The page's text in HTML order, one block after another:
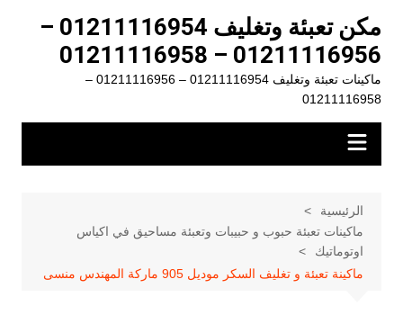
المحتوى
مكن تعبئة وتغليف 01211116954 –
01211116956 – 01211116958
ماكينات تعبئة وتغليف 01211116954 – 01211116956 –
01211116958
الرئيسية
ماكينات تعبئة حبوب و حبيبات وتعبئة مساحيق في اكياس
اوتوماتيك
ماكينة تعبئة و تغليف السكر موديل 905 ماركة المهندس منسى